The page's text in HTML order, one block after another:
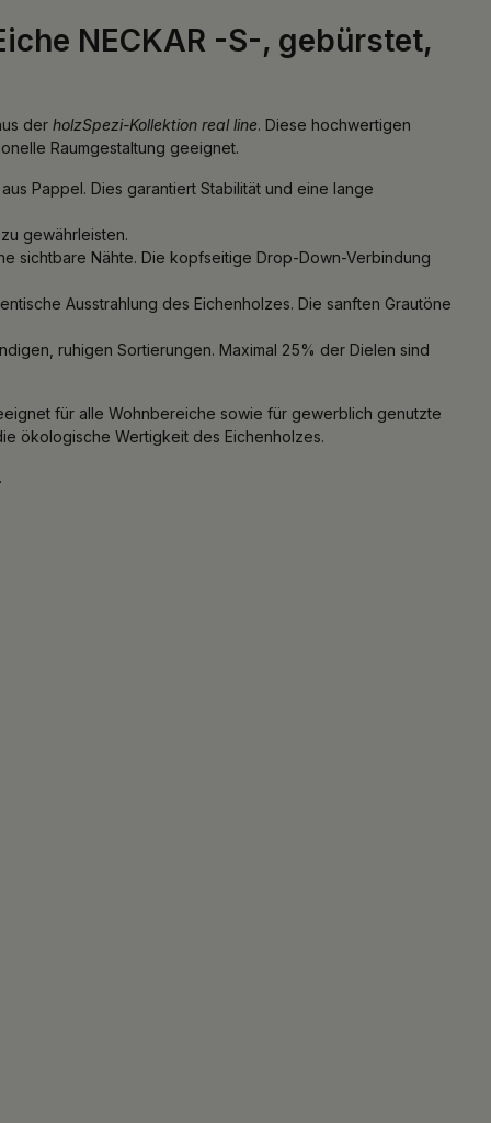
NECKAR -S-, gebürstet,
der holzSpezi-Kollektion real line. Diese hochwertigen
Raumgestaltung geeignet.
Pappel. Dies garantiert Stabilität und eine lange
gewährleisten.
sichtbare Nähte. Die kopfseitige Drop-Down-Verbindung
Ausstrahlung des Eichenholzes. Die sanften Grautöne
ruhigen Sortierungen. Maximal 25% der Dielen sind
für alle Wohnbereiche sowie für gewerblich genutzte
ökologische Wertigkeit des Eichenholzes.